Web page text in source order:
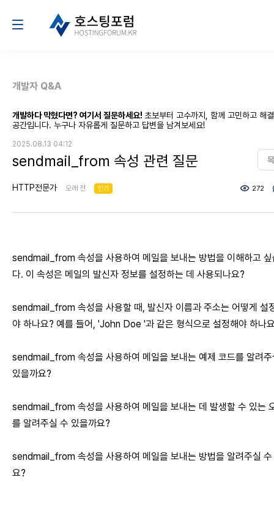
개발자 Q&A
개발하다 막혔다면? 여기서 질문하세요! 초보부터 고수까지, 함께 고민하고 해
공간입니다. 누구나 자유롭게 질문하고 답변을 남겨보세요!
2025.08.13 04:12
sendmail_from 속성 관련 질문
HTTP전문가 오래 전 인기 272
sendmail_from 속성을 사용하여 메일을 보내는 방법을 이해하고 싶
다. 이 속성은 메일의 발신자 정보를 설정하는 데 사용되나요?
sendmail_from 속성을 사용할 때, 발신자 이름과 주소는 어떻게 설
야 하나요? 예를 들어, 'John Doe '과 같은 형식으로 설정해야 하나
sendmail_from 속성을 사용하여 메일을 보내는 예제 코드를 알려주
있을까요?
sendmail_from 속성을 사용하여 메일을 보내는 데 발생할 수 있는
를 알려주실 수 있을까요?
sendmail_from 속성을 사용하여 메일을 보내는 방법을 알려주실 수
요?